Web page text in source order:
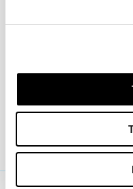
Eleven skal ved hjelp
flyte i mange